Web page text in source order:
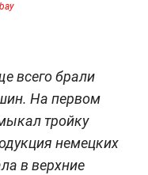
всего брали
На первом
тройку
немецких
в верхние